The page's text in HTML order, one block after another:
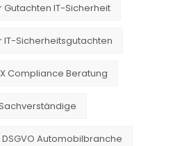
IT-Sicherheit
IT-Sicherheitsgutachten
Compliance Beratung
Automobilbranche